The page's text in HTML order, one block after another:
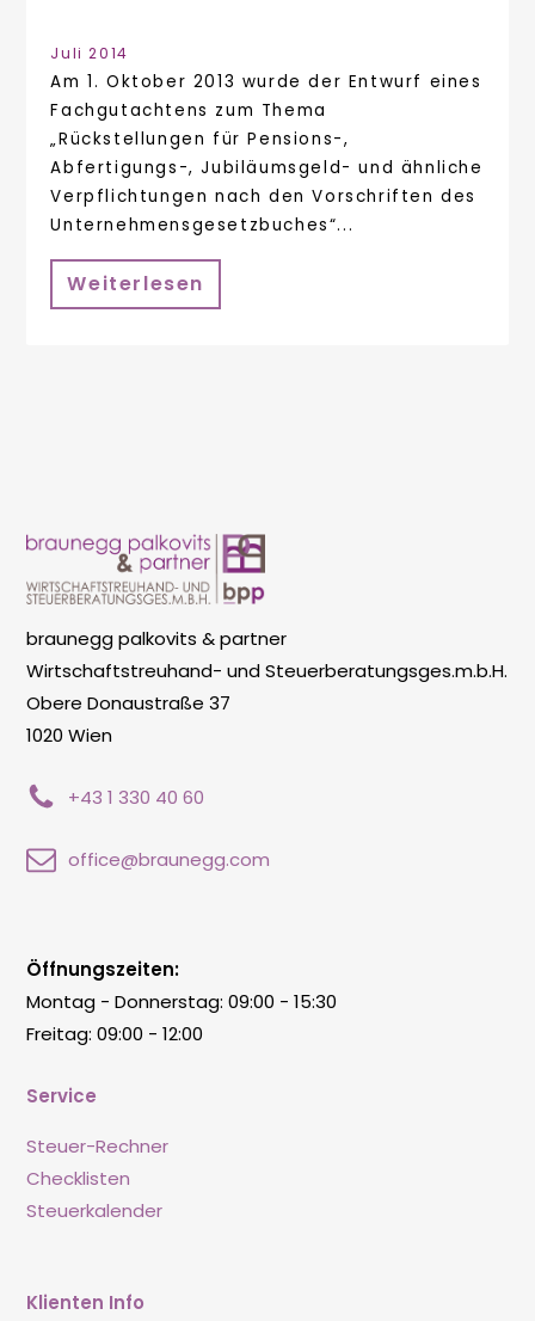
Juli 2014
Am 1. Oktober 2013 wurde der Entwurf eines
Fachgutachtens zum Thema
„Rückstellungen für Pensions-,
Abfertigungs-, Jubiläumsgeld- und ähnliche
Verpflichtungen nach den Vorschriften des
Unternehmensgesetzbuches“...
Weiterlesen
braunegg palkovits & partner
Wirtschaftstreuhand- und Steuerberatungsges.m.b.H.
Obere Donaustraße 37
1020 Wien
+43 1 330 40 60
office@braunegg.com
Service
Steuer-Rechner
Checklisten
Steuerkalender
Klienten Info
Öffnungszeiten:
Montag - Donnerstag: 09:00 - 15:30
Freitag: 09:00 - 12:00